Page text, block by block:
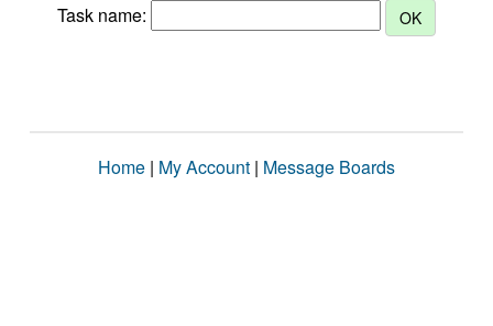
Task name:
Home | My Account | Message Boards